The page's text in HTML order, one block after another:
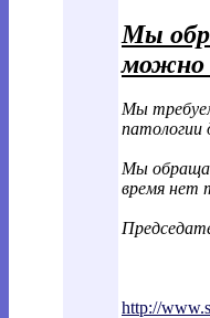
Мы
можно
Мы
патологии
Мы
время нет
http://